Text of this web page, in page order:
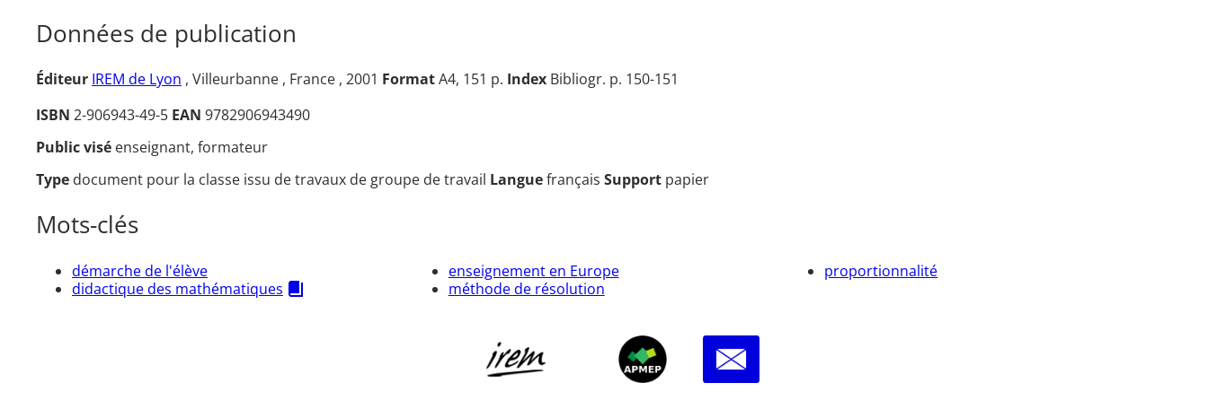
Données de publication
Éditeur IREM de Lyon , Villeurbanne , France , 2001 FormatA4, 151 p. Index Bibliogr. p. 150-151
ISBN 2-906943-49-5 EAN 9782906943490
Public visé enseignant, formateur
Type document pour la classe issu de travaux de groupe de travail Languefrançais Support papier
Mots-clés
démarche de l'élève
didactique des mathématiques
enseignement en Europe
méthode de résolution
proportionnalité